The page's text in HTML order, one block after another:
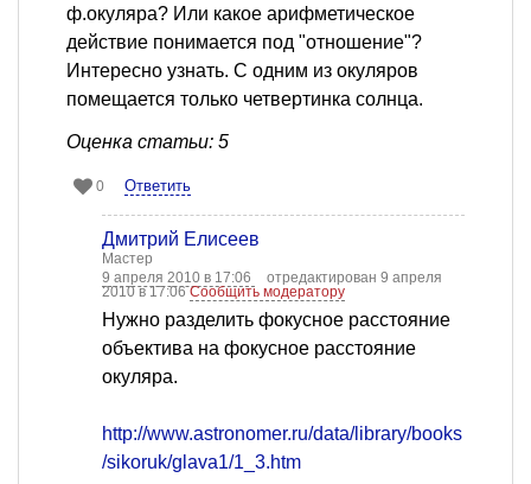
ф.окуляра? Или какое арифметическое
действие понимается под "отношение"?
Интересно узнать. С одним из окуляров
помещается только четвертинка солнца.
Оценка статьи: 5
0 Ответить
Дмитрий Елисеев
Мастер
9 апреля 2010 в 17:06
отредактирован 9 апреля
2010 в 17:06Сообщить модератору
Нужно разделить фокусное расстояние
объектива на фокусное расстояние
окуляра.
http://www.astronomer.ru/data/library/books
/sikoruk/glava1/1_3.htm